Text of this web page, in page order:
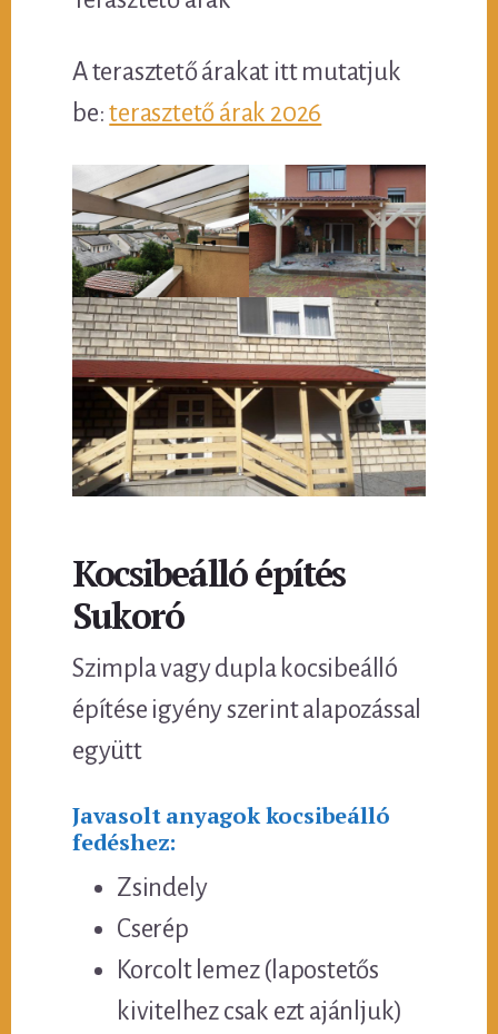
A terasztető árakat itt mutatjuk
be:terasztető árak 2026
Kocsibeálló építés
Sukoró
Szimpla vagy dupla kocsibeálló
építése igyény szerint alapozással
együtt
Javasolt anyagok kocsibeálló
fedéshez:
Zsindely
Cserép
Korcolt lemez (lapostetős
kivitelhez csak ezt ajánljuk)